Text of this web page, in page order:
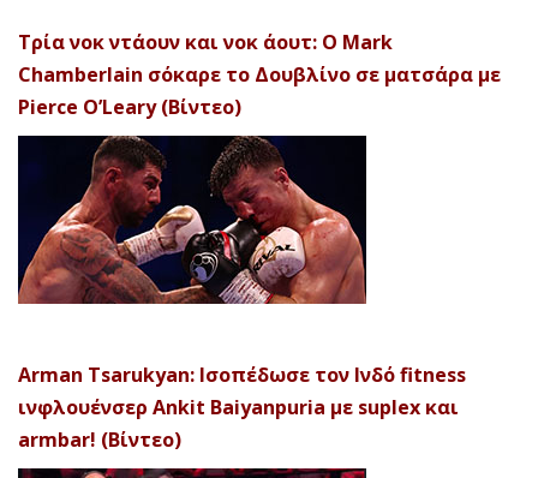
Τρία νοκ ντάουν και νοκ άουτ: Ο Mark
Chamberlain σόκαρε το Δουβλίνο σε ματσάρα με
Pierce O’Leary (Βίντεο)
Arman Tsarukyan: Ισοπέδωσε τον Ινδό fitness
ινφλουένσερ Ankit Baiyanpuria με suplex και
armbar! (Βίντεο)